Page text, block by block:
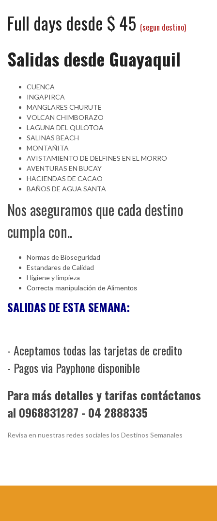
Full days desde $ 45 (segun destino)
Salidas desde Guayaquil
CUENCA
INGAPIRCA
MANGLARES CHURUTE
VOLCAN CHIMBORAZO
LAGUNA DEL QULOTOA
SALINAS BEACH
MONTAÑITA
AVISTAMIENTO DE DELFINES EN EL MORRO
AVENTURAS EN BUCAY
HACIENDAS DE CACAO
BAÑOS DE AGUA SANTA
Nos aseguramos que cada destino
cumpla con..
Normas de Bioseguridad
Estandares de Calidad
Higiene y limpieza
Correcta manipulación de Alimentos
SALIDAS DE ESTA SEMANA:
- Aceptamos todas las tarjetas de credito
- Pagos via Payphone disponible
Para más detalles y tarifas contáctanos
al 0968831287 - 04 2888335
Revisa en nuestras redes sociales los Destinos Semanales